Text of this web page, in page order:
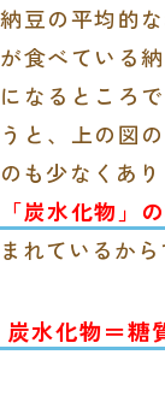
納豆の平均的
が食べている
になるところ
うと、上の図
のも少なくあ
「炭水化物」
まれているから
炭水化物＝糖